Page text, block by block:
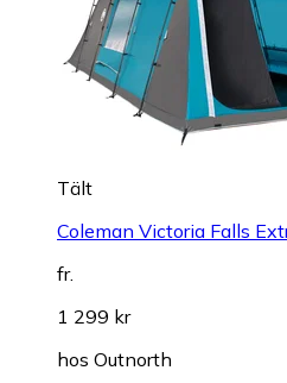
Tält
Coleman Victoria Falls
fr.
1 299 kr
hos Outnorth